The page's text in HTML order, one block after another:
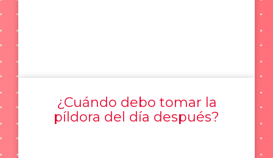
¿Cuándo debo tomar la
píldora del día después?